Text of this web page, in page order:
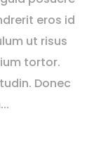
eros id
ut risus
tortor.
Donec